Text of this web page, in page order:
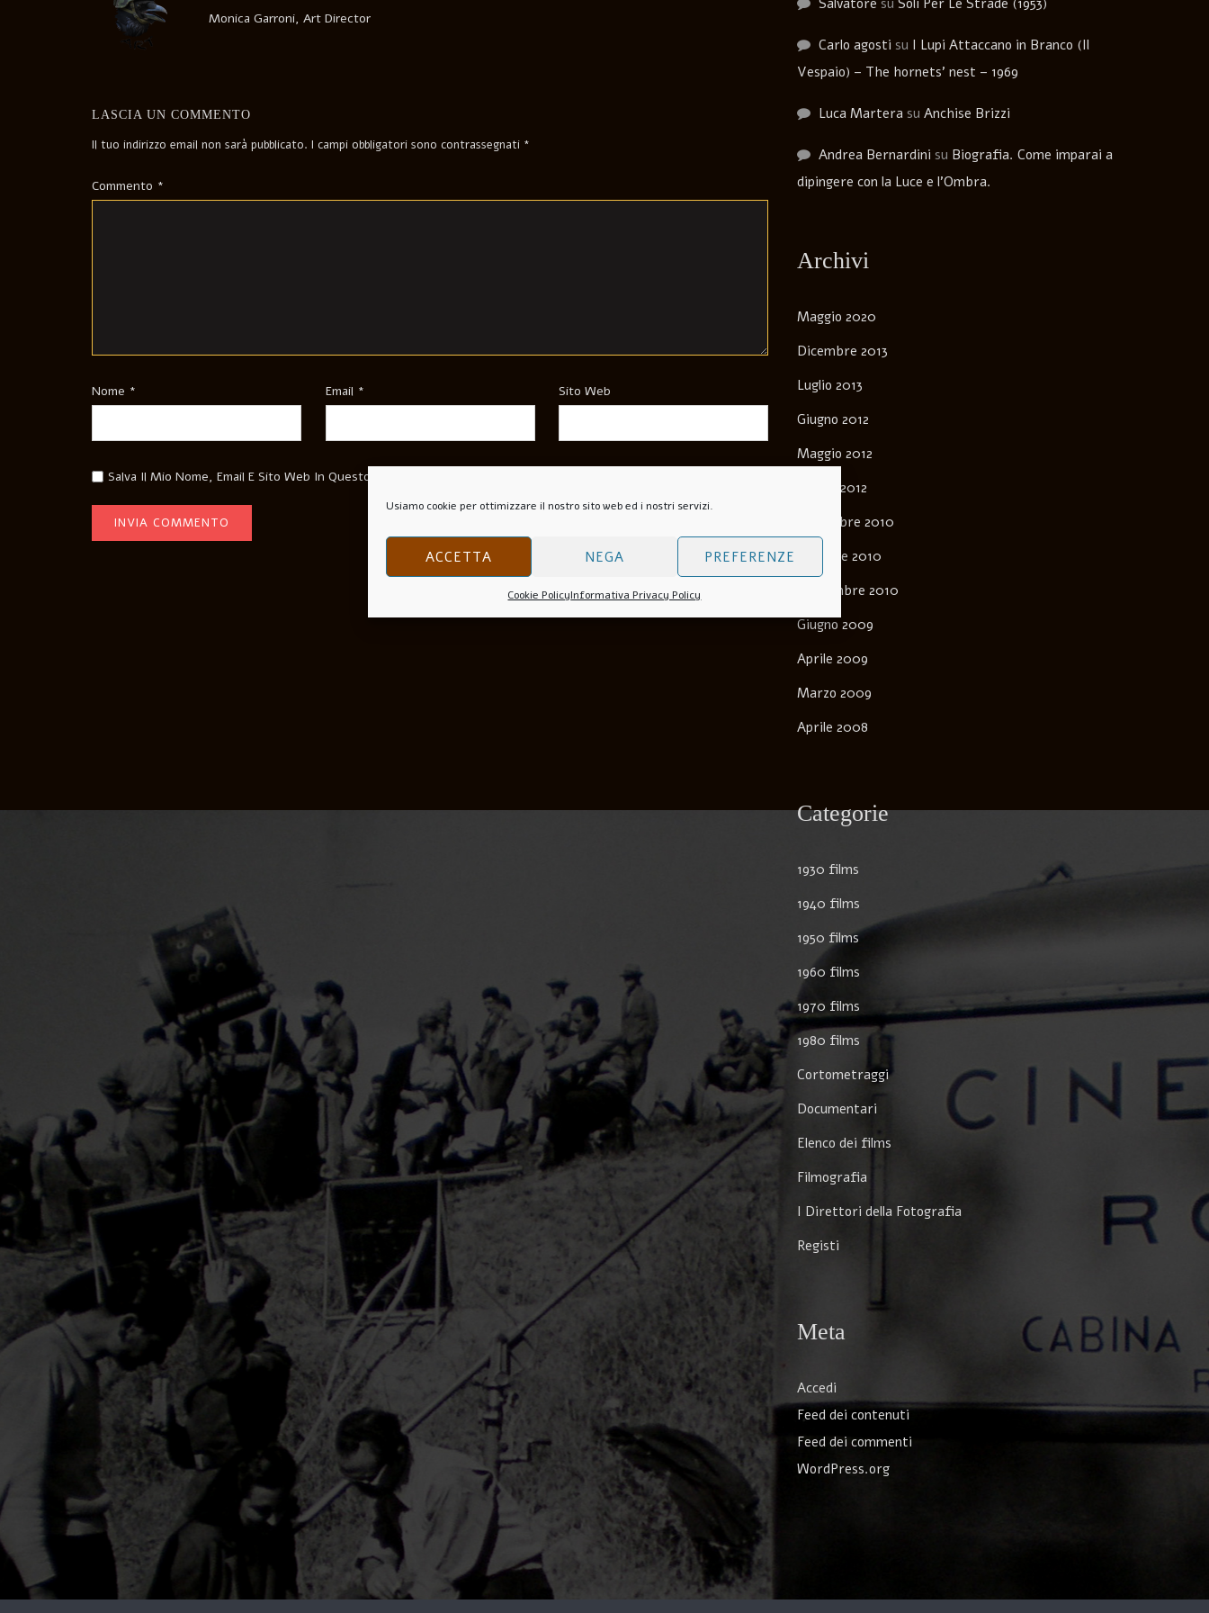
Usiamo cookie per ottimizzare il nostro sito web ed i nostri servizi.
ACCETTA NEGA PREFERENZE
Cookie PolicyInformativa Privacy Policy
Monica Garroni, Art Director
LASCIA UN COMMENTO
Il tuo indirizzo email non sarà pubblicato. I campi obbligatori sono contrassegnati *
Commento *
Nome * Email * Sito Web
Salva Il Mio Nome, Email E Sito Web In Questo Browser Per La Prossima Volta Che Commento.
Salvatore su Soli Per Le Strade (1953)
Carlo agosti su I Lupi Attaccano in Branco (Il
Vespaio) – The hornets’ nest – 1969
Luca Marterasu Anchise Brizzi
Andrea Bernardini su Biografia. Come imparai a
dipingere con la Luce e l’Ombra.
Archivi
Maggio 2020
Dicembre 2013
Luglio 2013
Giugno 2012
Maggio 2012
Marzo 2012
Novembre 2010
Ottobre 2010
Settembre 2010
Giugno 2009
Aprile 2009
Marzo 2009
Aprile 2008
Categorie
1930 films
1940 films
1950 films
1960 films
1970 films
1980 films
Cortometraggi
Documentari
Elenco dei films
Filmografia
I Direttori della Fotografia
Registi
Meta
Accedi
Feed dei contenuti
Feed dei commenti
WordPress.org